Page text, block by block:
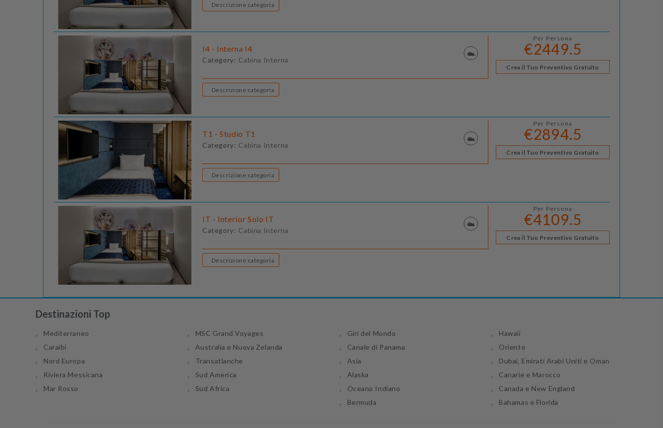
Descrizione categoria
I4 - Interna I4
Category: Cabina Interna
Per Persona
€2449.5
Crea il Tuo Preventivo Gratuito
Descrizione categoria
T1 - Studio T1
Category: Cabina Interna
Per Persona
€2894.5
Crea il Tuo Preventivo Gratuito
Descrizione categoria
IT - Interior Solo IT
Category: Cabina Interna
Per Persona
€4109.5
Crea il Tuo Preventivo Gratuito
Descrizione categoria
Destinazioni Top
Mediterraneo
Caraibi
Nord Europa
Riviera Messicana
Mar Rosso
MSC Grand Voyages
Australia e Nuova Zelanda
Transatlanche
Sud America
Sud Africa
Giri del Mondo
Canale di Panama
Asia
Alaska
Oceano Indiano
Bermuda
Hawaii
Oriente
Dubai, Emirati Arabi Uniti e Oman
Canarie e Marocco
Canada e New England
Bahamas e Florida